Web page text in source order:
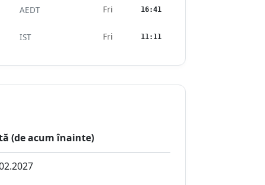
AEDT Fri 16:41
IST Fri 11:11
(de acum înainte)